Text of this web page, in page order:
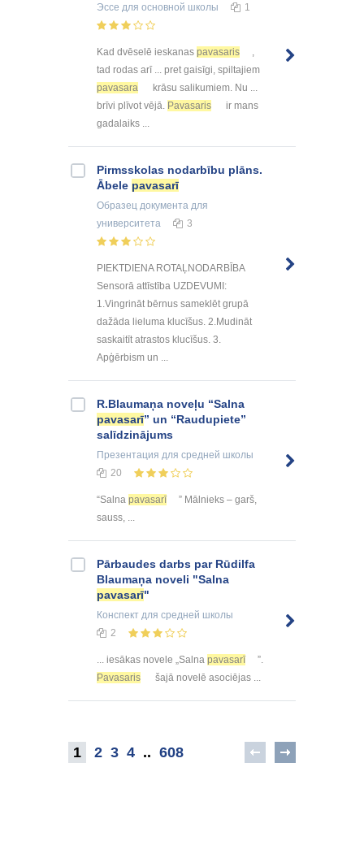
Эссе для основной школы 1
Kad dvēselē ieskanas pavasaris
,
tad rodas arī ... pret gaisīgi, spiltajiem
pavasara
krāsu salikumiem. Nu ...
brīvi plīvot vējā. Pavasaris
ir mans
gadalaiks ...
Pirmsskolas nodarbību plāns.
Ābele pavasarī
Образец документа для
университета
3
PIEKTDIENA ROTAĻNODARBĪBA
Sensorā attīstība UZDEVUMI:
1.Vingrināt bērnus sameklēt grupā
dažāda lieluma klucīšus. 2.Mudināt
saskaitīt atrastos klucīšus. 3.
Apģērbism un ...
R.Blaumaņa noveļu “Salna
pavasarī” un “Raudupiete”
salīdzinājums
Презентация для средней школы
20
“Salna pavasarī
” Mālnieks – garš,
sauss, ...
Pārbaudes darbs par Rūdilfa
Blaumaņa noveli "Salna
pavasarī"
Конспект для средней школы
2
... iesākas novele „Salna pavasarī
”.
Pavasaris
šajā novelē asociējas ...
1 2 3 4 .. 608